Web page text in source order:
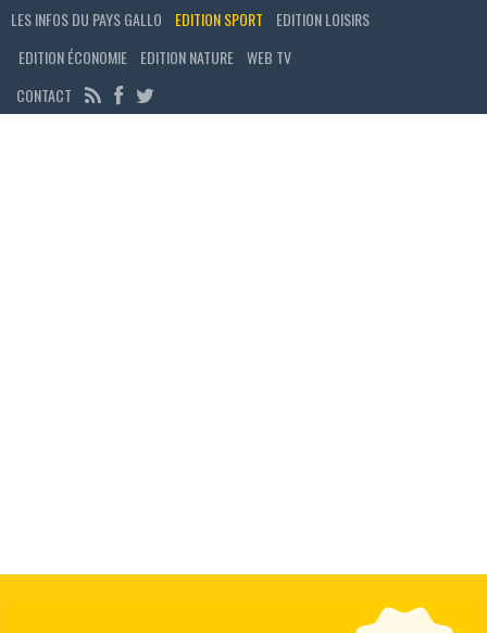
LES INFOS DU PAYS GALLO EDITION SPORT
EDITION LOISIRS
EDITION ÉCONOMIE
EDITION NATURE WEB TV
CONTACT